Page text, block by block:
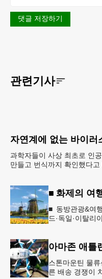
댓글 저장하기
관련기사
자연계에 없는 바이
과학자들이 사상 최초로 인
만들고 번식까지 확인했다
■ 동방관광&여
드·독일·이탈리
아마존 애틀
스톤마운틴 물
른 배송 경쟁이